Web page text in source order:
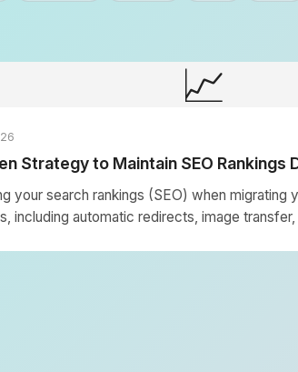
📈
Strategy to Maintain SEO Rankings
your search rankings (SEO) when
including automatic redirects, image transfer,